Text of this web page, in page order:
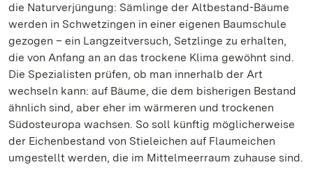
die Naturverjüngung: Sämlinge der Altbestand-Bäume
werden in Schwetzingen in einer eigenen Baumschule
gezogen – ein Langzeitversuch, Setzlinge zu erhalten,
die von Anfang an an das trockene Klima gewöhnt sind.
Die Spezialisten prüfen, ob man innerhalb der Art
wechseln kann: auf Bäume, die dem bisherigen Bestand
ähnlich sind, aber eher im wärmeren und trockenen
Südosteuropa wachsen. So soll künftig möglicherweise
der Eichenbestand von Stieleichen auf Flaumeichen
umgestellt werden, die im Mittelmeerraum zuhause sind.